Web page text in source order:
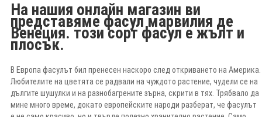
На нашия онлайн магазин ви
представяме фасул марвилия де
Венеция. този сорт фасул е жълт и
плосък.
В Европа фасулът бил пренесен наскоро след откриването на Америка.
Любителите на цветята се радвали на чуждото растение, чудели се на
дългите шушулки и на разнобагрените зърна, скрити в тях. Трябвало да
мине много време, докато европейските народи разберат, че фасулът